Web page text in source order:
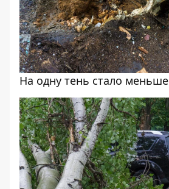
На одну тень стало меньше